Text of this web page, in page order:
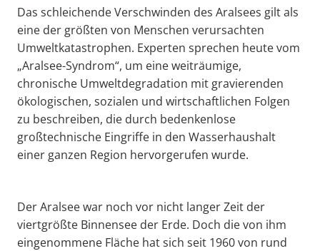
Das schleichende Verschwinden des Aralsees gilt als
eine der größten von Menschen verursachten
Umweltkatastrophen. Experten sprechen heute vom
„Aralsee-Syndrom“, um eine weiträumige,
chronische Umweltdegradation mit gravierenden
ökologischen, sozialen und wirtschaftlichen Folgen
zu beschreiben, die durch bedenkenlose
großtechnische Eingriffe in den Wasserhaushalt
einer ganzen Region hervorgerufen wurde.
Der Aralsee war noch vor nicht langer Zeit der
viertgrößte Binnensee der Erde. Doch die von ihm
eingenommene Fläche hat sich seit 1960 von rund